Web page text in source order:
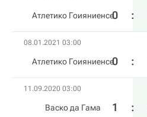
Атлетико Гоияниенсе0 :
08.01.2021 03:00
Атлетико Гоияниенсе0 :
11.09.2020 03:00
Васко да Гама 1 :